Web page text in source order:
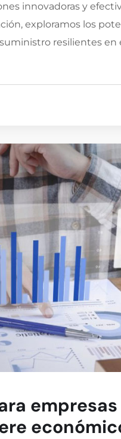
innovadoras y
exploramos los
resilientes en